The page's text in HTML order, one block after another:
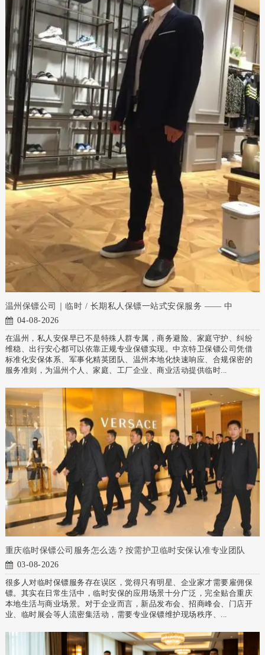
温州保镖公司｜临时 / 长期私人保镖一站式安保服务 —— 中
04-08-2026
在温州，私人安保早已不是特殊人群专属，商务避险、家庭守护、纠纷
维稳、出行安心都可以依靠正规专业保镖实现。中京特卫保镖公司凭借
标准化安保体系、军事化精英团队、温州本地化快速响应、合规保密的
服务准则，为温州个人、家庭、工厂企业、商业活动提供临时...
重庆临时保镖公司服务怎么选？按需护卫临时安保认准专业团队
03-08-2026
很多人对临时保镖服务存在误区，觉得只有明星、企业家才需要雇佣保
镖。其实在日常生活中，临时安保的应用场景十分广泛，完全贴合重庆
本地生活与商业场景。对于企业而言，新品发布会、招商峰会、门店开
业、临时展会等人流密集活动，需要专业保镖维护现场秩序、...